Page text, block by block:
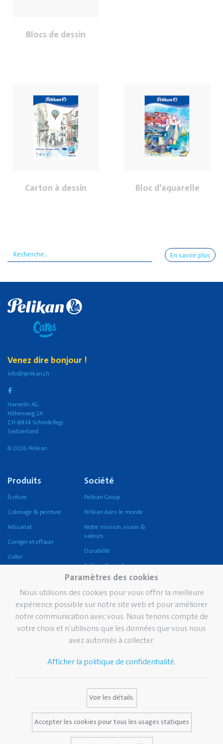
Blocs de dessin
Carton à dessin Bloc d'aquarelle
En savoir plus
Venez dire bonjour !
info@pelikan.ch
Hamelin AG
Höhenweg 2A
CH-8834 Schindellegi
Switzerland
© 2026 Pelikan
Produits
Écriture
Coloriage & peinture
Artisanat
Corriger et effacer
Coller
griffix®
Pelikan eco
Écriture professionnelle
Société
Pelikan Group
Pelikan dans le monde
Notre mission, vision &
valeurs
Durabilité
Pelikan TintenTurm
Services
Media Database
FAQ
Contact
Paramètres des cookies
Nous utilisons des cookies pour vous offrir la meilleure
expérience possible sur notre site web et pour améliorer
notre communication avec vous. Nous tenons compte de
votre choix et n'utilisons que les données que vous nous
avez autorisés à collecter.
Afficher la politique de confidentialité.
Voir les détails.
Accepter les cookies pour tous les usages statiques